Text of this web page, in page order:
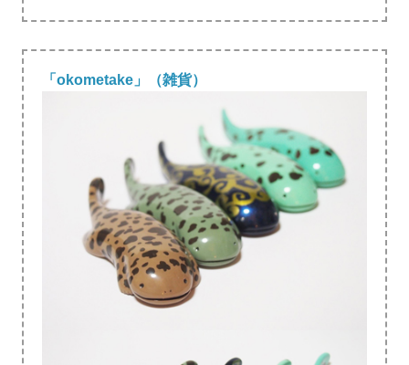
「okometake」（雑貨）